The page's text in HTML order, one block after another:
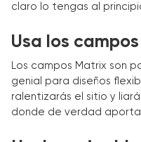
claro lo tengas al
Usa los
Los campos Matrix son
genial para diseños
ralentizarás el sitio y
donde de verdad